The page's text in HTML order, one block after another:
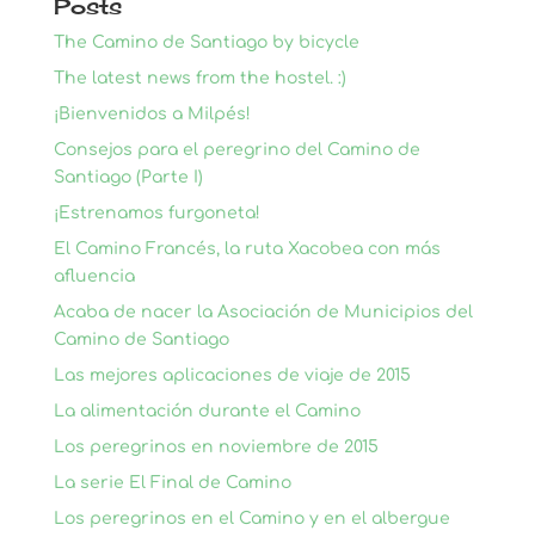
Posts
The Camino de Santiago by bicycle
The latest news from the hostel. :)
¡Bienvenidos a Milpés!
Consejos para el peregrino del Camino de
Santiago (Parte I)
¡Estrenamos furgoneta!
El Camino Francés, la ruta Xacobea con más
afluencia
Acaba de nacer la Asociación de Municipios del
Camino de Santiago
Las mejores aplicaciones de viaje de 2015
La alimentación durante el Camino
Los peregrinos en noviembre de 2015
La serie El Final de Camino
Los peregrinos en el Camino y en el albergue